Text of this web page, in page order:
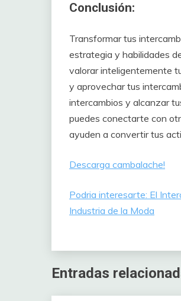
Conclusión:
Transformar tus
estrategia y habilidades
valorar inteligentemente
y aprovechar tus
intercambios y alcanzar
puedes conectarte con
ayuden a convertir tus
Descarga cambalache!
Podria interesarte: El
Industria de la Moda
Entradas